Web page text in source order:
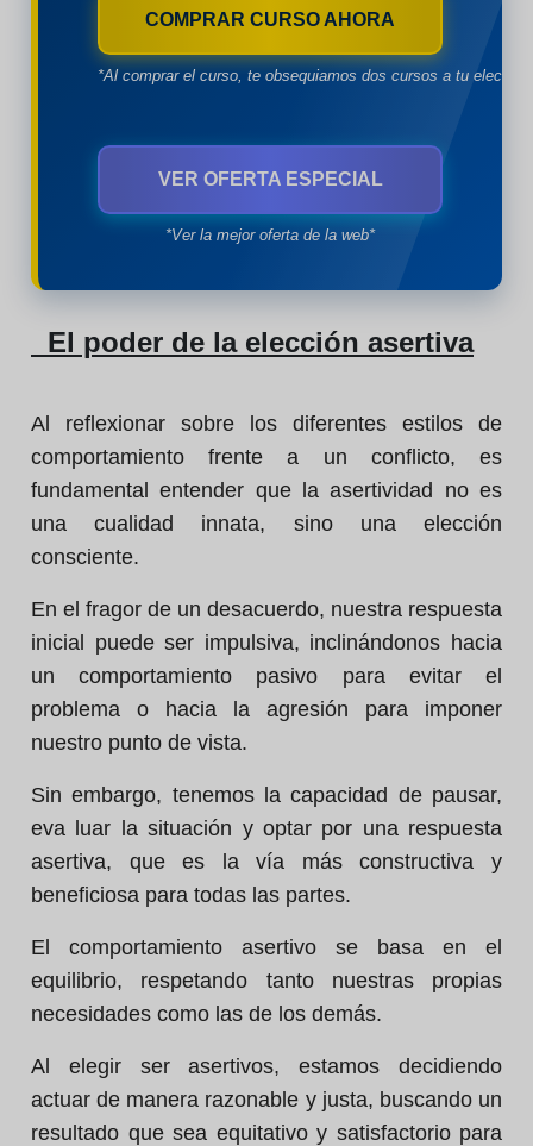
COMPRAR CURSO AHORA
*Al comprar el curso, te obsequiamos dos cursos a tu
VER OFERTA ESPECIAL
*Ver la mejor oferta de la web*
El poder de la elección asertiva
Al reflexionar sobre los diferentes estilos de
comportamiento frente a un conflicto, es
fundamental entender que la asertividad no es
una cualidad innata, sino una elección
consciente.
En el fragor de un desacuerdo, nuestra respuesta
inicial puede ser impulsiva, inclinándonos hacia
un comportamiento pasivo para evitar el
problema o hacia la agresión para imponer
nuestro punto de vista.
Sin embargo, tenemos la capacidad de pausar,
eva luar la situación y optar por una respuesta
asertiva, que es la vía más constructiva y
beneficiosa para todas las partes.
El comportamiento asertivo se basa en el
equilibrio, respetando tanto nuestras propias
necesidades como las de los demás.
Al elegir ser asertivos, estamos decidiendo
actuar de manera razonable y justa, buscando un
resultado que sea equitativo y satisfactorio para